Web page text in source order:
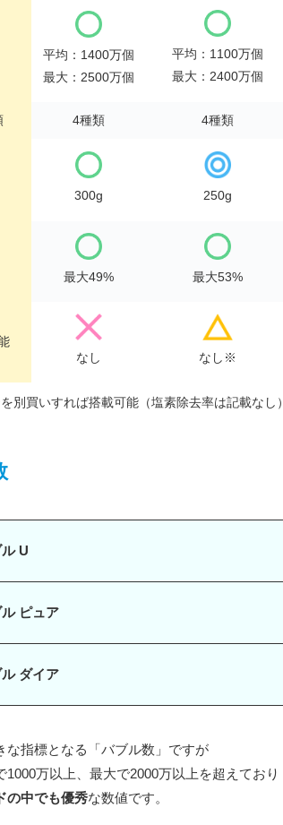
平均：1400万個
最大：2500万個
平均：1100万個
最大：2400万個
4種類 4種類
300g
250g
最大49%
最大53%
なし
なし※
別買いすれば搭載可能（塩素除去率は記載なし）
U
ピュア
ダイア
な指標となる「バブル数」ですが
1000万以上、最大で2000万以上を超えており
の中でも優秀な数値です。